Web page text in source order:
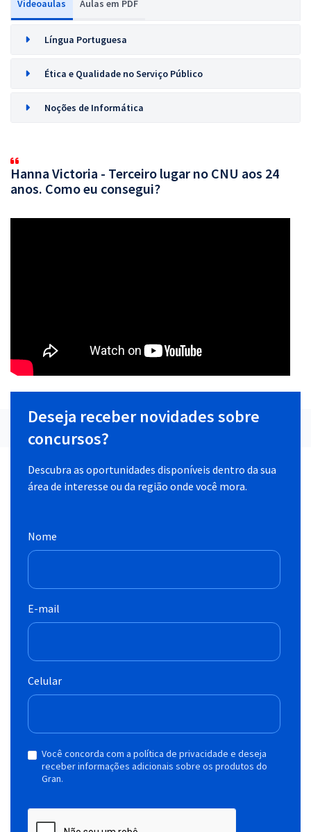
Videoaulas Aulas em PDF
Língua Portuguesa
Ética e Qualidade no Serviço Público
Noções de Informática
Hanna Victoria - Terceiro lugar no CNU aos 24
anos. Como eu consegui?
Deseja receber novidades sobre
concursos?
Descubra as oportunidades disponíveis dentro da sua
área de interesse ou da região onde você mora.
Nome
E-mail
Celular
Você concorda com a política de privacidade e deseja
receber informações adicionais sobre os produtos do
Gran.